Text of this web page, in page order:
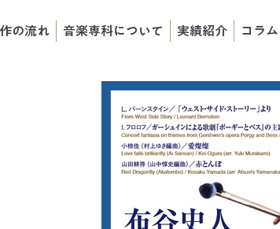
の流れ 音楽専科について 実績紹介 コラム